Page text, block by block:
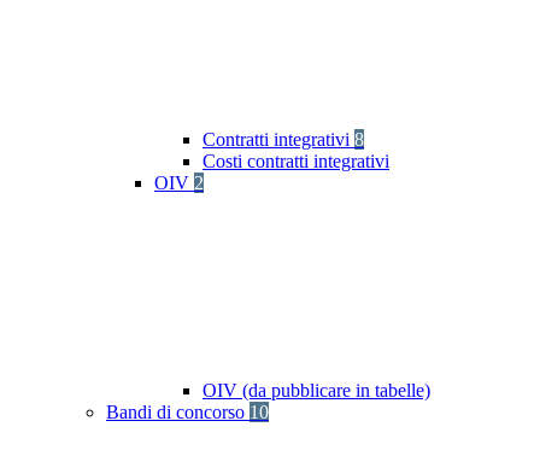
Contratti integrativi 8
Costi contratti integrativi
OIV 2
OIV (da pubblicare in tabelle)
Bandi di concorso 10